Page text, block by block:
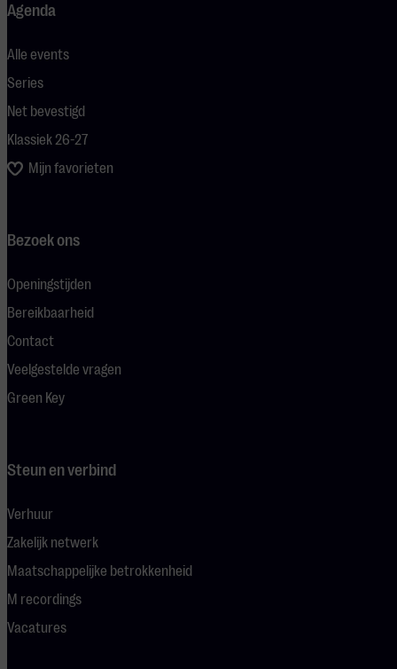
Agenda
Alle events
Series
Net bevestigd
Klassiek 26-27
Mijn favorieten
Bezoek ons
Openingstijden
Bereikbaarheid
Contact
Veelgestelde vragen
Green Key
Steun en verbind
Verhuur
Zakelijk netwerk
Maatschappelijke betrokkenheid
M recordings
Vacatures